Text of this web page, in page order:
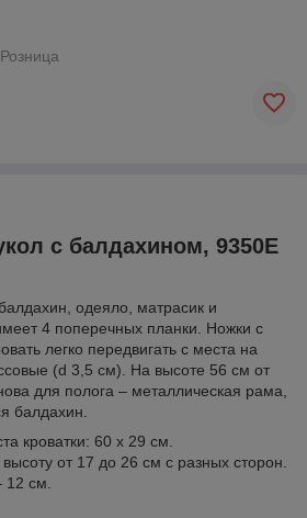
Розница
с балдахином, 9350E
одеяло, матрасик и
4 поперечных планки. Ножки с
легко передвигать с места на
(d 3,5 см). На высоте 56 см от
для полога – металлическая рама,
балдахин.
кроватки: 60 х 29 см.
от 17 до 26 см с разных сторон.
12 см.